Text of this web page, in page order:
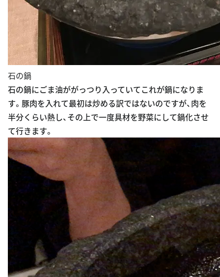
石の鍋
石の鍋にごま油ががっつり入っていてこれが鍋になりま
す。豚肉を入れて最初は炒める訳ではないのですが、肉を
半分くらい熱し、その上で一度具材を野菜にして鍋化させ
て行きます。